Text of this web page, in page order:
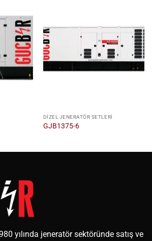
DIZEL JENERATÖR SETLERI
GJB1375-6
yılında jeneratör sektöründe satış ve